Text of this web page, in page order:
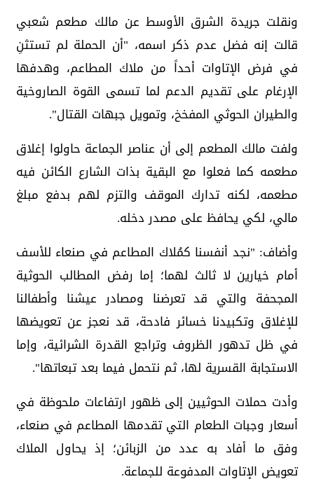
ونقلت جريدة الشرق الأوسط عن مالك مطعم شعبي
قالت إنه فضل عدم ذكر اسمه، "أن الحملة لم تستثنِ
في فرض الإتاوات أحداً من ملاك المطاعم، وهدفها
الإرغام على تقديم الدعم لما تسمى القوة الصاروخية
والطيران الحوثي المفخخ، وتمويل جبهات القتال".
ولفت مالك المطعم إلى أن عناصر الجماعة حاولوا إغلاق
مطعمه كما فعلوا مع البقية بذات الشارع الكائن فيه
مطعمه، لكنه تدارك الموقف والتزم لهم بدفع مبلغ
مالي، لكي يحافظ على مصدر دخله.
وأضاف: "نجد أنفسنا كمُلاك المطاعم في صنعاء للأسف
أمام خيارين لا ثالث لهما؛ إما رفض المطالب الحوثية
المجحفة والتي قد تعرضنا ومصادر عيشنا وأطفالنا
للإغلاق وتكبيدنا خسائر فادحة، قد نعجز عن تعويضها
في ظل تدهور الظروف وتراجع القدرة الشرائية، وإما
الاستجابة القسرية لها، ثم نتحمل فيما بعد تبعاتها".
وأدت حملات الحوثيين إلى ظهور ارتفاعات ملحوظة في
أسعار وجبات الطعام التي تقدمها المطاعم في صنعاء،
وفق ما أفاد به عدد من الزبائن؛ إذ يحاول الملاك
تعويض الإتاوات المدفوعة للجماعة.